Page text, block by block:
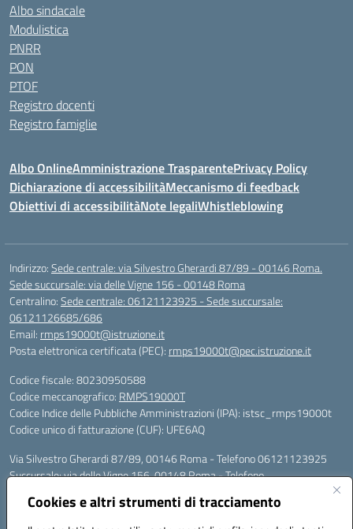
Cookies e altri strumenti di tracciamento
Albo sindacale
Modulistica
PNRR
PON
PTOF
Registro docenti
Registro famiglie
Albo OnlineAmministrazione TrasparentePrivacy Policy
Dichiarazione di accessibilitàMeccanismo di feedback
Obiettivi di accessibilitàNote legaliWhistleblowing
Indirizzo:Sede centrale: via Silvestro Gherardi 87/89 - 00146 Roma.
Sede succursale: via delle Vigne 156 - 00148 Roma
Centralino:Sede centrale: 06121123925 - Sede succursale:
06121126685/686
Email: rmps19000t@istruzione.it
Posta elettronica certificata (PEC): rmps19000t@pec.istruzione.it
Codice fiscale: 80230950588
Codice meccanografico: RMPS19000T
Codice Indice delle Pubbliche Amministrazioni (IPA): istsc_rmps19000t
Codice unico di fatturazione (CUF): UFE6AQ
Via Silvestro Gherardi 87/89, 00146 Roma - Telefono 06121123925
Succursale: via delle Vigne 156, 00148 Roma - Telefono
Mail: rmps19000t@istruzione.it - PEC: rmps19000t@pec.istruzione.it
Per contatti con il Dirigente Scolastico, utilizzare esclusivamente